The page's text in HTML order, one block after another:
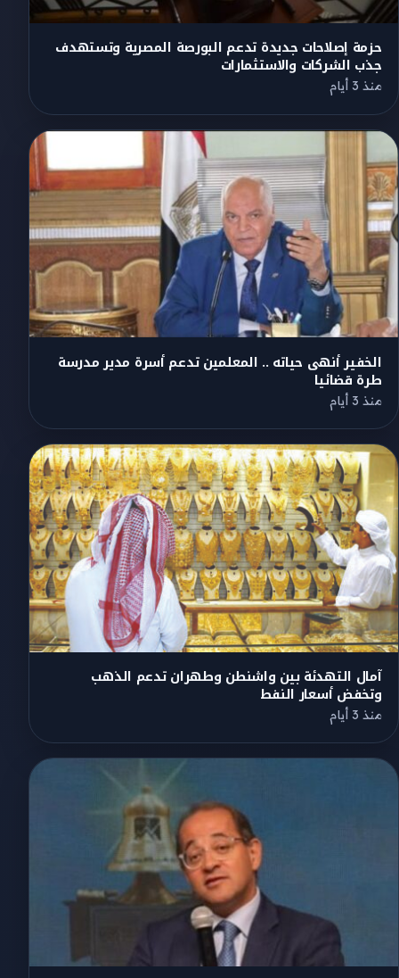
حزمة إصلاحات جديدة تدعم البورصة المصرية وتستهدف
جذب الشركات والاستثمارات
منذ 3 أيام
الخفير أنهى حياته .. المعلمين تدعم أسرة مدير مدرسة
طرة قضائيا
منذ 3 أيام
آمال التهدئة بين واشنطن وطهران تدعم الذهب
وتخفض أسعار النفط
منذ 3 أيام